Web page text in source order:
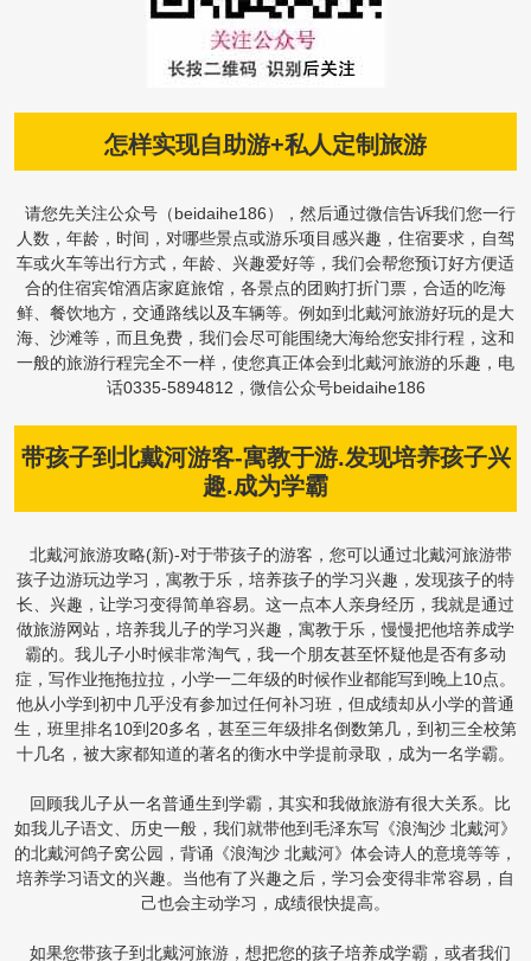
怎样实现自助游+私人定制旅游
请您先关注公众号（beidaihe186），然后通过微信告诉我们您一行
人数，年龄，时间，对哪些景点或游乐项目感兴趣，住宿要求，自驾
车或火车等出行方式，年龄、兴趣爱好等，我们会帮您预订好方便适
合的住宿宾馆酒店家庭旅馆，各景点的团购打折门票，合适的吃海
鲜、餐饮地方，交通路线以及车辆等。例如到北戴河旅游好玩的是大
海、沙滩等，而且免费，我们会尽可能围绕大海给您安排行程，这和
一般的旅游行程完全不一样，使您真正体会到北戴河旅游的乐趣，电
话0335-5894812，微信公众号beidaihe186
带孩子到北戴河游客-寓教于游.发现培养孩子兴
趣.成为学霸
北戴河旅游攻略(新)-对于带孩子的游客，您可以通过北戴河旅游带
孩子边游玩边学习，寓教于乐，培养孩子的学习兴趣，发现孩子的特
长、兴趣，让学习变得简单容易。这一点本人亲身经历，我就是通过
做旅游网站，培养我儿子的学习兴趣，寓教于乐，慢慢把他培养成学
霸的。我儿子小时候非常淘气，我一个朋友甚至怀疑他是否有多动
症，写作业拖拖拉拉，小学一二年级的时候作业都能写到晚上10点。
他从小学到初中几乎没有参加过任何补习班，但成绩却从小学的普通
生，班里排名10到20多名，甚至三年级排名倒数第几，到初三全校第
十几名，被大家都知道的著名的衡水中学提前录取，成为一名学霸。
回顾我儿子从一名普通生到学霸，其实和我做旅游有很大关系。比
如我儿子语文、历史一般，我们就带他到毛泽东写《浪淘沙 北戴河》
的北戴河鸽子窝公园，背诵《浪淘沙 北戴河》体会诗人的意境等等，
培养学习语文的兴趣。当他有了兴趣之后，学习会变得非常容易，自
己也会主动学习，成绩很快提高。
如果您带孩子到北戴河旅游，想把您的孩子培养成学霸，或者我们